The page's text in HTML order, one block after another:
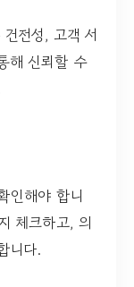
전성, 고객 서
해 신뢰할 수
인해야 합니
체크하고, 의
니다.